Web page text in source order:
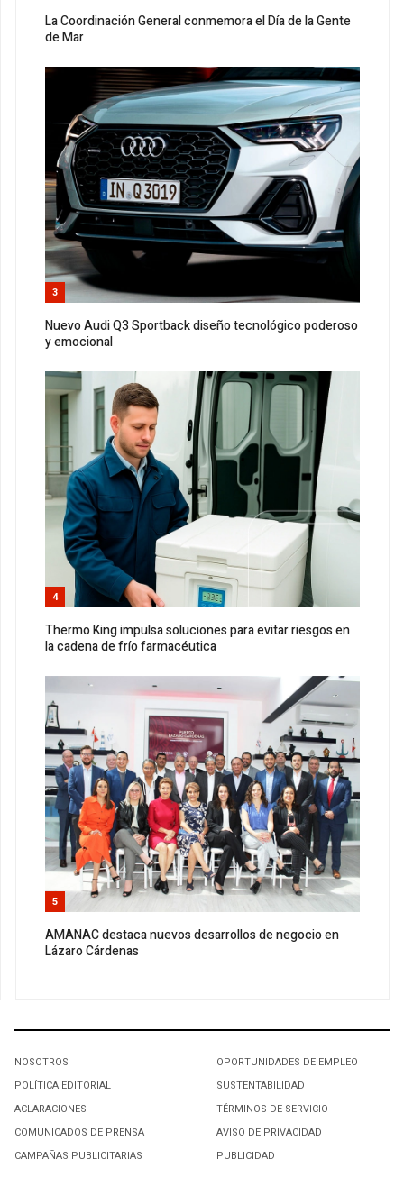
La Coordinación General conmemora el Día de la Gente
de Mar
3
Nuevo Audi Q3 Sportback diseño tecnológico poderoso
y emocional
4
Thermo King impulsa soluciones para evitar riesgos en
la cadena de frío farmacéutica
5
AMANAC destaca nuevos desarrollos de negocio en
Lázaro Cárdenas
NOSOTROS
POLÍTICA EDITORIAL
ACLARACIONES
COMUNICADOS DE PRENSA
CAMPAÑAS PUBLICITARIAS
OPORTUNIDADES DE EMPLEO
SUSTENTABILIDAD
TÉRMINOS DE SERVICIO
AVISO DE PRIVACIDAD
PUBLICIDAD